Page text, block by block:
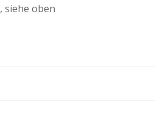
siehe oben